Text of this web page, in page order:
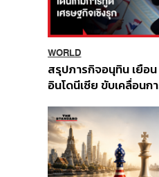
WORLD
สรุปภารกิจอนุทิน เยือน
อินโดนีเซีย ขับเคลื่อนก
ส่วนยุทธศาสตร์ไทย –
อินโดนีเซีย